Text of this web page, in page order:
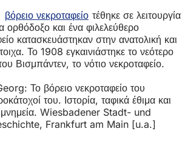
βόρειο νεκροταφείο τέθηκε σε λειτουργία
ορθόδοξο και ένα φιλελεύθερο
κατασκευάστηκαν στην ανατολική και
Το 1908 εγκαινιάστηκε το νεότερο
Βισμπάντεν, το νότιο νεκροταφείο.
Το βόρειο νεκροταφείο του
του. Ιστορία, ταφικά έθιμα και
μνημεία. Wiesbadener Stadt- und
Frankfurt am Main [u.a.]